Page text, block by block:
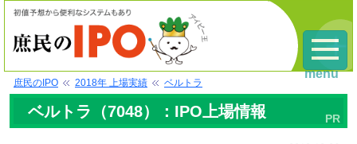
庶民のIPO 2018年 上場実績 ベルトラ
ベルトラ（7048）：IPO上場情報
menu